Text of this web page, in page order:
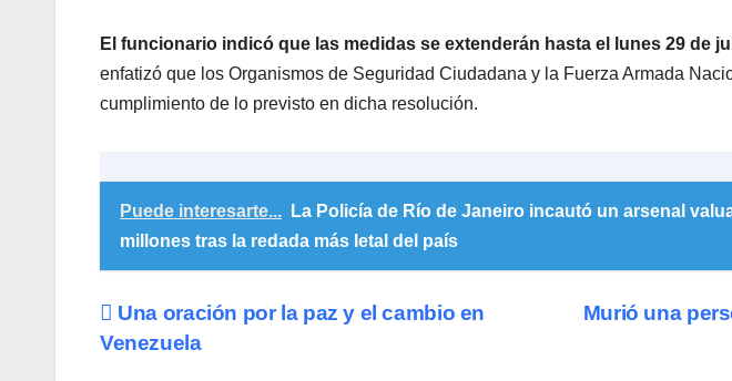
El funcionario indicó que las medidas se extenderán hasta el lunes 29 de
enfatizó que los Organismos de Seguridad Ciudadana y la Fuerza Armada
cumplimiento de lo previsto en dicha resolución.
Puede interesarte...
La Policía de Río de Janeiro incautó un arsenal
millones tras la redada más letal del país
Navegación
Murió una
Una oración por la paz y el cambio en
Venezuela